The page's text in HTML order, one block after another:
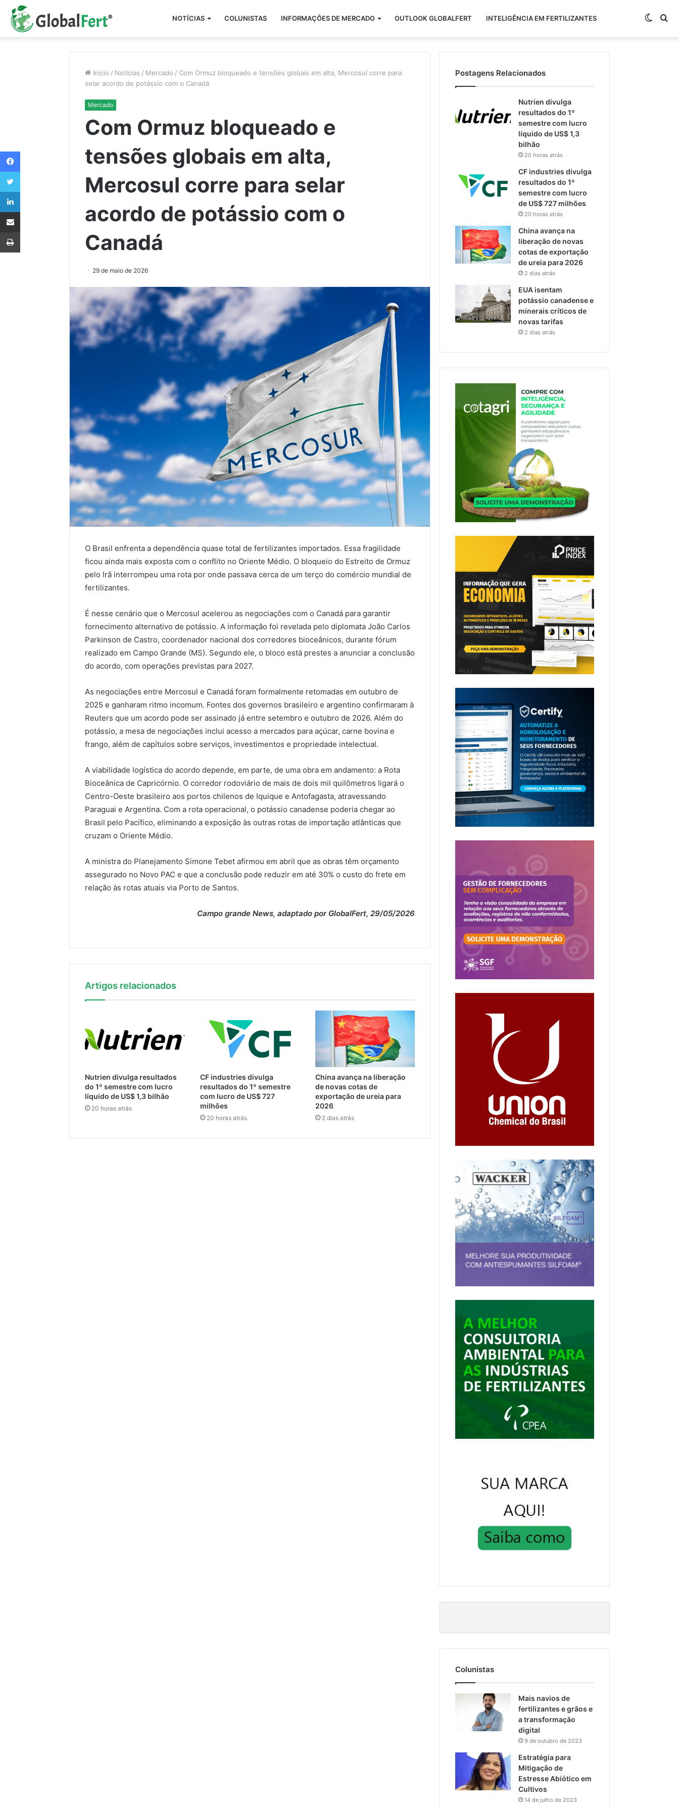
NOTÍCIAS COLUNISTAS INFORMAÇÕES DE MERCADO OUTLOOK GLOBALFERT INTELIGÊNCIA EM FERTILIZANTES Switch
Início / Notícias / Mercado / Com Ormuz bloqueado e tensões globais em alta, Mercosul corre para
selar acordo de potássio com o Canadá
Mercado
Com Ormuz bloqueado e
tensões globais em alta,
Mercosul corre para selar
acordo de potássio com o
Canadá
29 de maio de 2026
O Brasil enfrenta a dependência quase total de fertilizantes importados. Essa fragilidade
ficou ainda mais exposta com o conflito no Oriente Médio. O bloqueio do Estreito de Ormuz
pelo Irã interrompeu uma rota por onde passava cerca de um terço do comércio mundial de
fertilizantes.
É nesse cenário que o Mercosul acelerou as negociações com o Canadá para garantir
fornecimento alternativo de potássio. A informação foi revelada pelo diplomata João Carlos
Parkinson de Castro, coordenador nacional dos corredores bioceânicos, durante fórum
realizado em Campo Grande (MS). Segundo ele, o bloco está prestes a anunciar a conclusão
do acordo, com operações previstas para 2027.
As negociações entre Mercosul e Canadá foram formalmente retomadas em outubro de
2025 e ganharam ritmo incomum. Fontes dos governos brasileiro e argentino confirmaram à
Reuters que um acordo pode ser assinado já entre setembro e outubro de 2026. Além do
potássio, a mesa de negociações inclui acesso a mercados para açúcar, carne bovina e
frango, além de capítulos sobre serviços, investimentos e propriedade intelectual.
A viabilidade logística do acordo depende, em parte, de uma obra em andamento: a Rota
Bioceânica de Capricórnio. O corredor rodoviário de mais de dois mil quilômetros ligará o
Centro-Oeste brasileiro aos portos chilenos de Iquique e Antofagasta, atravessando
Paraguai e Argentina. Com a rota operacional, o potássio canadense poderia chegar ao
Brasil pelo Pacífico, eliminando a exposição às outras rotas de importação atlânticas que
cruzam o Oriente Médio.
A ministra do Planejamento Simone Tebet afirmou em abril que as obras têm orçamento
assegurado no Novo PAC e que a conclusão pode reduzir em até 30% o custo do frete em
relação às rotas atuais via Porto de Santos.
Campo grande News, adaptado por GlobalFert, 29/05/2026
Artigos relacionados
Nutrien divulga resultados
do 1º semestre com lucro
líquido de US$ 1,3 bilhão
20 horas atrás
CF industries divulga
resultados do 1º semestre
com lucro de US$ 727
milhões
20 horas atrás
China avança na liberação
de novas cotas de
exportação de ureia para
2026
2 dias atrás
Postagens Relacionados
Nutrien divulga
resultados do 1º
semestre com lucro
líquido de US$ 1,3
bilhão
20 horas atrás
CF industries divulga
resultados do 1º
semestre com lucro
de US$ 727 milhões
20 horas atrás
China avança na
liberação de novas
cotas de exportação
de ureia para 2026
2 dias atrás
EUA isentam
potássio canadense e
minerais críticos de
novas tarifas
2 dias atrás
Colunistas
Mais navios de
fertilizantes e grãos e
a transformação
digital
9 de outubro de 2023
Estratégia para
Mitigação de
Estresse Abiótico em
Cultivos
14 de julho de 2023
Facebook
Twitter
Linkedin
Compartilhar via e-mail